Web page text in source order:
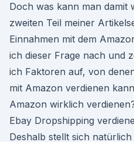
Doch was kann man damit
zweiten Teil meiner
Einnahmen mit dem
ich dieser Frage nach und
ich Faktoren auf, von
mit Amazon verdienen
Amazon wirklich
Ebay Dropshipping
Deshalb stellt sich